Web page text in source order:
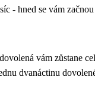
- hned se vám
vám zůstane
dvanáctinu